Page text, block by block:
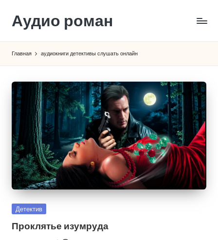
Перейти
содержимому
Аудио роман
Главная аудиокниги детективы слушать онлайн
Опубликовано
Детектив
Проклятье изумруда